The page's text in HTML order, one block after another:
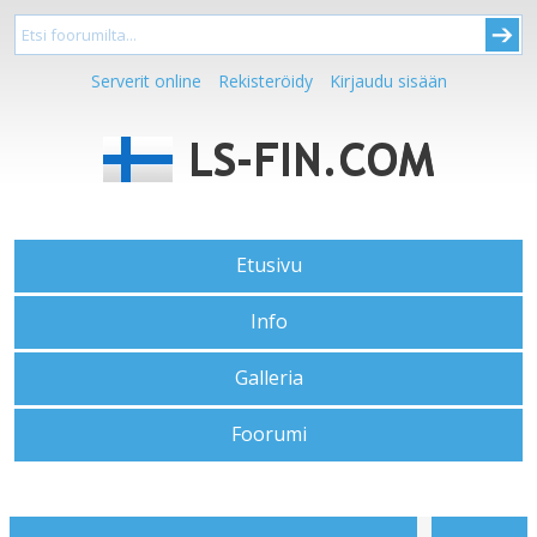
Serverit online Rekisteröidy Kirjaudu sisään
Etusivu
Info
Galleria
Foorumi